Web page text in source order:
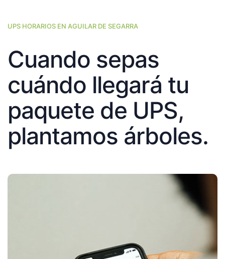
UPS HORARIOS EN AGUILAR DE SEGARRA
Cuando sepas
cuándo llegará tu
paquete de UPS,
plantamos árboles.